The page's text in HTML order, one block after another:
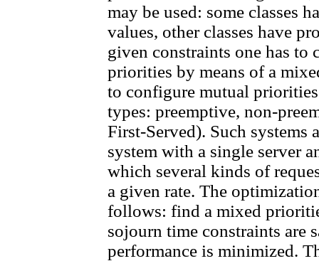
may be used: some classes
values, other classes have
given constraints one has to
priorities by means of a
to configure mutual
types: preemptive, non-
First-Served). Such systems
system with a single server
which several kinds of
a given rate. The
follows: find a mixed
sojourn time constraints are
performance is minimized.